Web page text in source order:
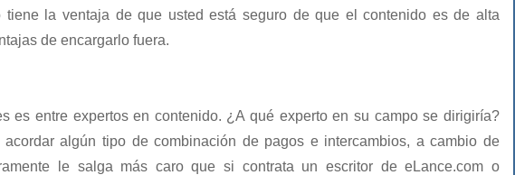
tiene la ventaja de que usted está seguro de que el contenido es de alta
de encargarlo fuera.
es entre expertos en contenido. ¿A qué experto en su campo se dirigiría?
algún tipo de combinación de pagos e intercambios, a cambio de
le salga más caro que si contrata un escritor de eLance.com o